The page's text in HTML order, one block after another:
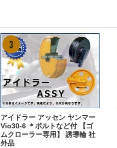
アイドラー アッセン ヤンマー
Vio30-6 ＊ボルトなど付 【ゴ
ムクローラー専用】 誘導輪 社
外品